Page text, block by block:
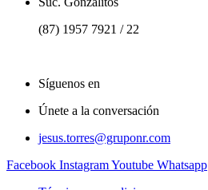
(87) 1957 7921 / 22
Síguenos en
Únete a la conversación
jesus.torres@gruponr.com
Facebook InstagramYoutube Whatsapp